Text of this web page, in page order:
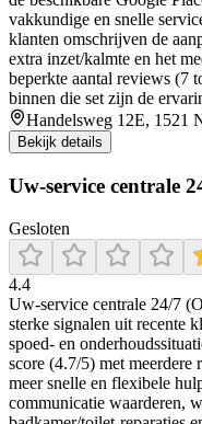
vakkundige en snelle
klanten omschrijven de
extra inzet/kalmte en het
beperkte aantal reviews (7
binnen die set zijn de
Handelsweg 12E, 1521
Bekijk details
Uw-service centrale
Gesloten
4.4
Uw-service centrale 24/7
sterke signalen uit recente
spoed- en
score (4.7/5) met
meer snelle en flexibele
communicatie waarderen,